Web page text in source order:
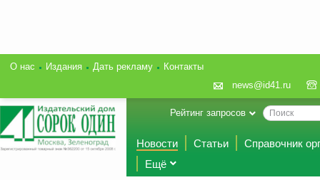
О нас Издания Дать рекламу
Контакты
news@id41.ru
Рейтинг запросов
Новости Статьи
Справочник
Ещё